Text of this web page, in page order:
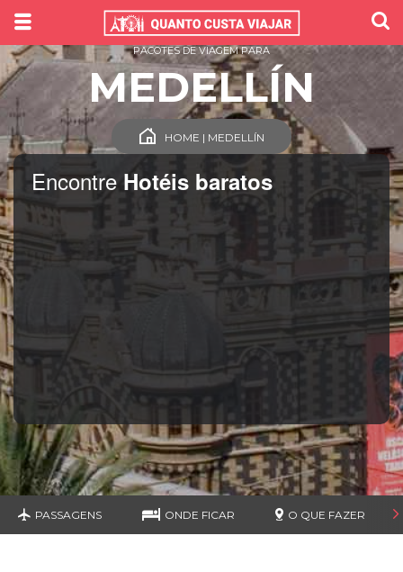
Encontre Hotéis baratos
PACOTES DE VIAGEM PARA
MEDELLÍN
HOME | MEDELLÍN
PASSAGENS ONDE FICAR O QUE FAZER